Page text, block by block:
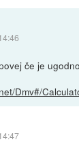
če je
Dmv#/